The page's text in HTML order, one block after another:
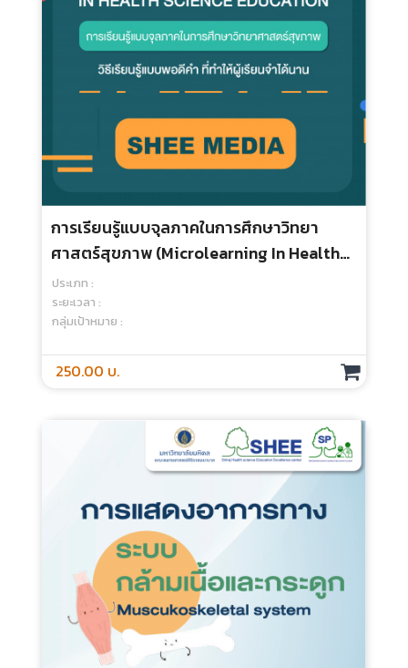
การเรียนรู้แบบ Active Learning ตอน
Inquiry - Based Learning - Media
ระยะเวลา :
250.00 บ.
การเรียนรู้แบบจุลภาคในการศึกษาวิทยา
ศาสตร์สุขภาพ (Microlearning In Health
Science Education) - Media
ประเภท :
ระยะเวลา :
กลุ่มเป้าหมาย :